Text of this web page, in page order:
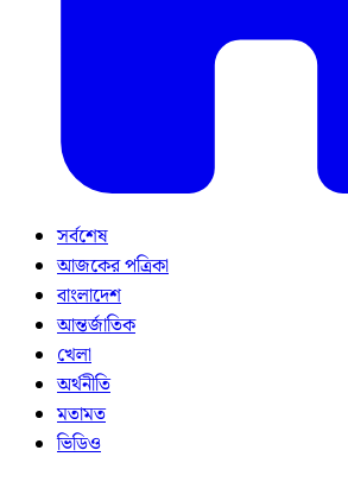
সর্বশেষ
আজকের পত্রিকা
বাংলাদেশ
আন্তর্জাতিক
খেলা
অর্থনীতি
মতামত
ভিডিও